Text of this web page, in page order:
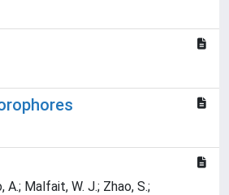
A.; Malfait, W. J.; Zhao, S.;